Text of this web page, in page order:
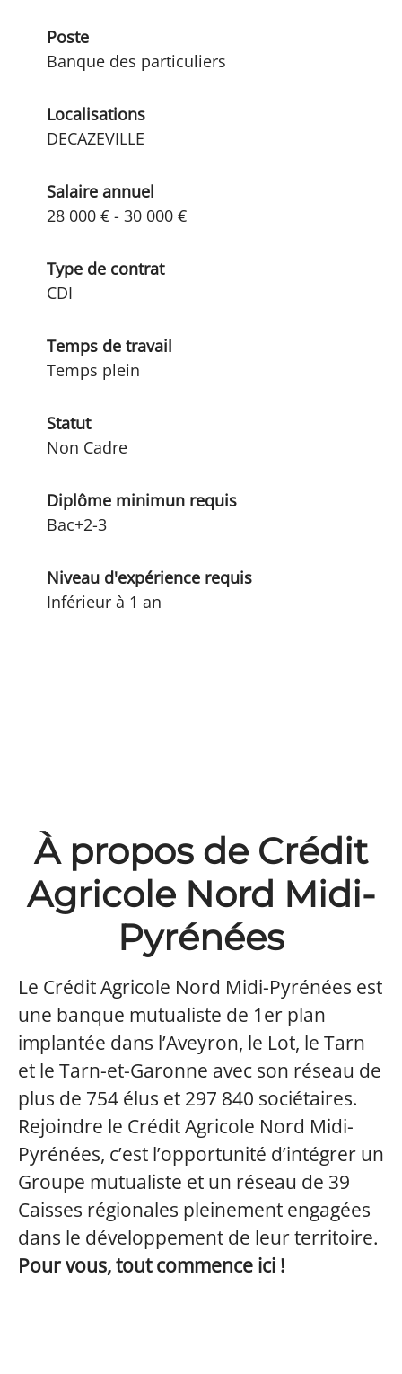
Poste
Banque des particuliers
Localisations
DECAZEVILLE
Salaire annuel
28 000 € - 30 000 €
Type de contrat
CDI
Temps de travail
Temps plein
Statut
Non Cadre
Diplôme minimun requis
Bac+2-3
Niveau d'expérience requis
Inférieur à 1 an
À propos de Crédit
Agricole Nord Midi-
Pyrénées
Le Crédit Agricole Nord Midi-Pyrénées est
une banque mutualiste de 1er plan
implantée dans l’Aveyron, le Lot, le Tarn
et le Tarn-et-Garonne avec son réseau de
plus de 754 élus et 297 840 sociétaires.
Rejoindre le Crédit Agricole Nord Midi-
Pyrénées, c’est l’opportunité d’intégrer un
Groupe mutualiste et un réseau de 39
Caisses régionales pleinement engagées
dans le développement de leur territoire.
Pour vous, tout commence ici !